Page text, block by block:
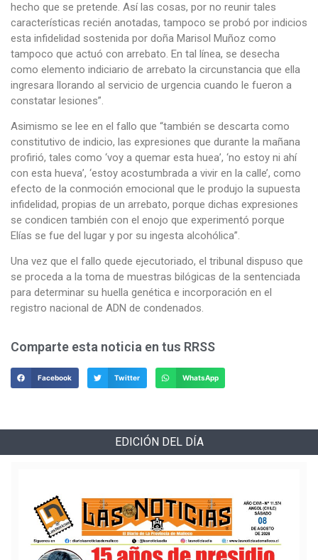
hecho que se pretende. Así las cosas, por no reunir tales
características recién anotadas, tampoco se probó por indicios
esta infidelidad sostenida por doña Marisol Muñoz como
tampoco que actuó con arrebato. En tal línea, se desecha
como elemento indiciario de arrebato la circunstancia que ella
ingresara llorando al servicio de urgencia cuando le fueron a
constatar lesiones”.
Asimismo se lee en el fallo que “también se descarta como
constitutivo de indicio, las expresiones que durante la mañana
profirió, tales como ‘voy a quemar esta huea’, ‘no estoy ni ahí
con esta hueva’, ‘estoy acostumbrada a vivir en la calle’, como
efecto de la conmoción emocional que le produjo la supuesta
infidelidad, propias de un arrebato, porque dichas expresiones
se condicen también con el enojo que experimentó porque
Elías se fue del lugar y por su ingesta alcohólica”.
Una vez que el fallo quede ejecutoriado, el tribunal dispuso que
se proceda a la toma de muestras bilógicas de la sentenciada
para determinar su huella genética e incorporación en el
registro nacional de ADN de condenados.
Comparte esta noticia en tus RRSS
Facebook Twitter WhatsApp
EDICIÓN DEL DÍA